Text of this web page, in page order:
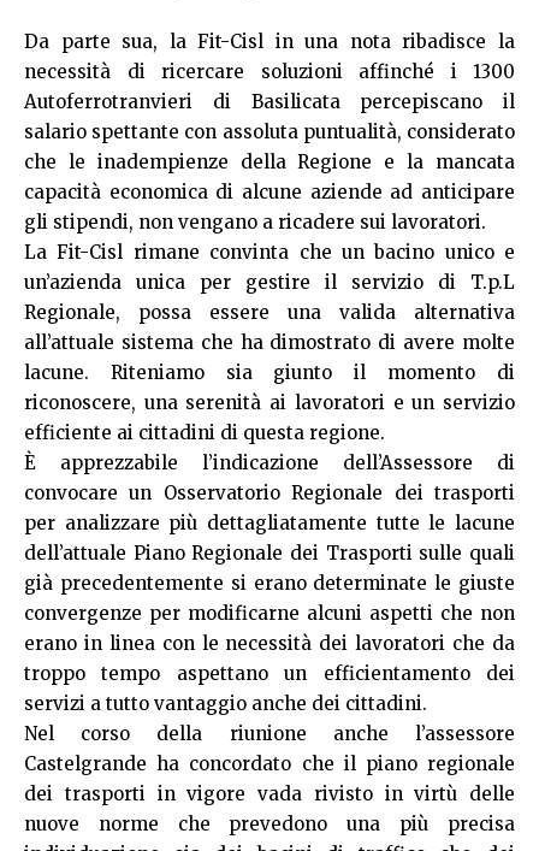
Da parte sua, la Fit-Cisl in una nota ribadisce la
necessità di ricercare soluzioni affinché i 1300
Autoferrotranvieri di Basilicata percepiscano il
salario spettante con assoluta puntualità, considerato
che le inadempienze della Regione e la mancata
capacità economica di alcune aziende ad anticipare
gli stipendi, non vengano a ricadere sui lavoratori.
La Fit-Cisl rimane convinta che un bacino unico e
un’azienda unica per gestire il servizio di T.p.L
Regionale, possa essere una valida alternativa
all’attuale sistema che ha dimostrato di avere molte
lacune. Riteniamo sia giunto il momento di
riconoscere, una serenità ai lavoratori e un servizio
efficiente ai cittadini di questa regione.
È apprezzabile l’indicazione dell’Assessore di
convocare un Osservatorio Regionale dei trasporti
per analizzare più dettagliatamente tutte le lacune
dell’attuale Piano Regionale dei Trasporti sulle quali
già precedentemente si erano determinate le giuste
convergenze per modificarne alcuni aspetti che non
erano in linea con le necessità dei lavoratori che da
troppo tempo aspettano un efficientamento dei
servizi a tutto vantaggio anche dei cittadini.
Nel corso della riunione anche l’assessore
Castelgrande ha concordato che il piano regionale
dei trasporti in vigore vada rivisto in virtù delle
nuove norme che prevedono una più precisa